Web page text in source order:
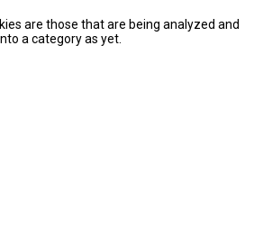
are those that are being analyzed and
a category as yet.